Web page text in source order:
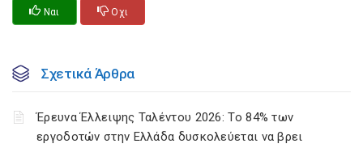
Ναι Οχι
Σχετικά Άρθρα
Έρευνα Έλλειψης Ταλέντου 2026: Το 84% των
εργοδοτών στην Ελλάδα δυσκολεύεται να βρει